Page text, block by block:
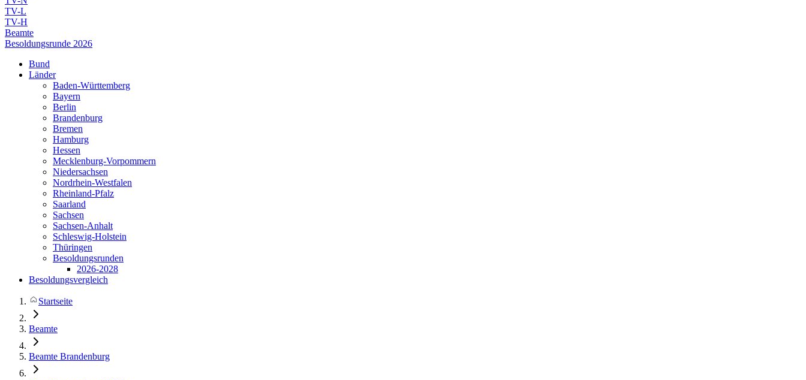
TV-L
TV-H
Beamte
Besoldungsrunde 2026
Bund
Länder
Baden-Württemberg
Bayern
Berlin
Brandenburg
Bremen
Hamburg
Hessen
Mecklenburg-Vorpommern
Niedersachsen
Nordrhein-Westfalen
Rheinland-Pfalz
Saarland
Sachsen
Sachsen-Anhalt
Schleswig-Holstein
Thüringen
Besoldungsrunden
2026-2028
Besoldungsvergleich
Startseite
Beamte
Beamte Brandenburg